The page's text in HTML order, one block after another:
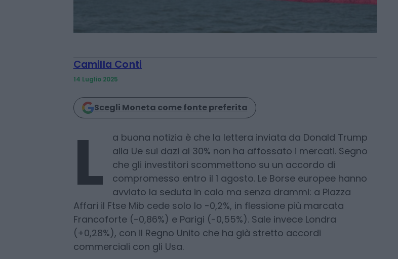
Camilla Conti
Scegli Moneta come fonte preferita
L
a buona notizia è che la lettera inviata da Donald Trump
alla Ue sui dazi al 30% non ha affossato i mercati. Segno
che gli investitori scommettono su un accordo di
compromesso entro il 1 agosto. Le Borse europee hanno
avviato la seduta in calo ma senza drammi: a Piazza
Affari il Ftse Mib cede solo lo -0,2%, in flessione più marcata